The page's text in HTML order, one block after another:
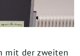
mit der zwei­ten